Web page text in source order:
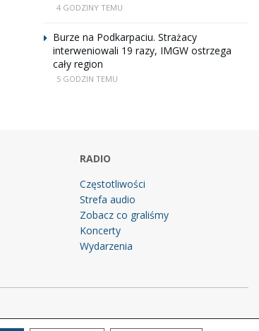
4 GODZINY TEMU
Burze na Podkarpaciu. Strażacy
interweniowali 19 razy, IMGW ostrzega
cały region
5 GODZIN TEMU
RADIO
Częstotliwości
Strefa audio
Zobacz co graliśmy
Koncerty
Wydarzenia